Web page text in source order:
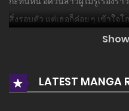
สิ่งรอบตัว แต่เธอก็ค่อย ๆ เข้าใจ
เรื่องต่าง ๆ เช่น ไปเที่ยวชิบูย่า ห
ฮาเกี่ยวกับชีวิตประจำวันของคู่หู
ลงตัว…!
LATEST MANGA